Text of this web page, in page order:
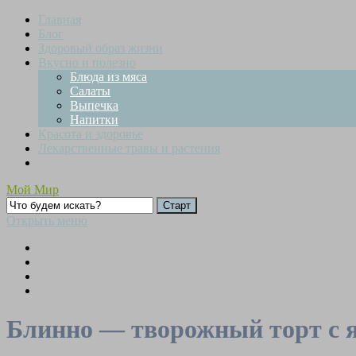
Главная
Блог
Здоровый образ жизни
Вкусно и полезно
Блюда из мяса
Салаты
Выпечка
Напитки
Красота и здоровье
Лекарственные травы и растения
Мой Мир
Открыть меню
Блинно — творожный торт с